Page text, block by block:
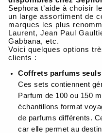
Sephora t’aide à choisir
un large assortiment de
marques les plus
Laurent, Jean Paul
Gabbana, etc.
Voici quelques options
clients :
Coffrets parfums seuls
Ces sets contiennent
Parfum de 100 ou 150
échantillons format
de parfums différents.
car elle permet au